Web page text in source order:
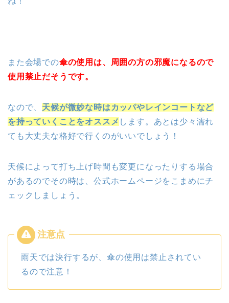
また会場での傘の使用は、周囲の方の邪魔になるので
使用禁止だそうです。
なので、 天候が微妙な時はカッパやレインコートなど
を持っていくことをオススメ します。あとは少々濡れ
ても大丈夫な格好で行くのがいいでしょう！
天候によって打ち上げ時間も変更になったりする場合
があるのでその時は、公式ホームページをこまめにチ
ェックしましょう。
雨天では決行するが、傘の使用は禁止されてい
るので注意！